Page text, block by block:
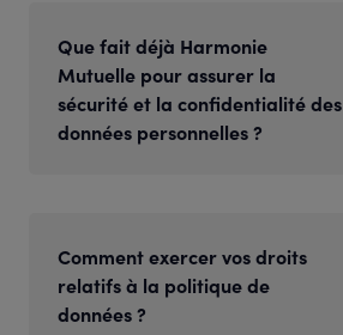
Que fait déjà Harmonie
Mutuelle pour assurer la
sécurité et la confidentialité des
données personnelles ?
Comment exercer vos droits
relatifs à la politique de
données ?